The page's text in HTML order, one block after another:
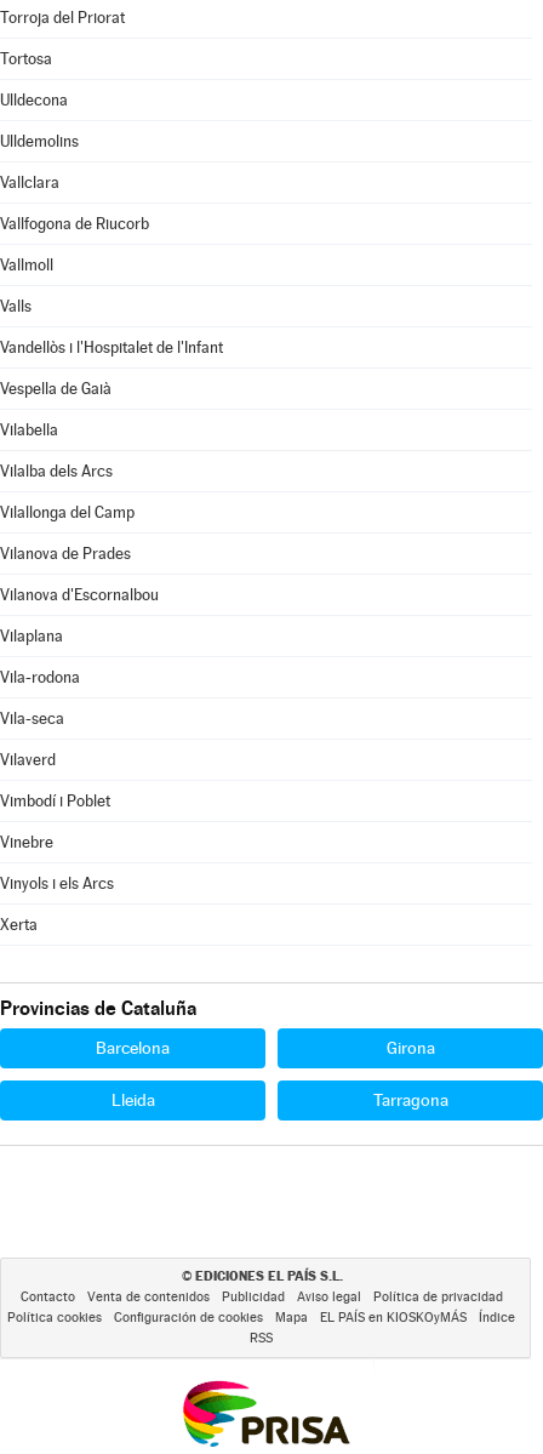
Torroja del Priorat
Tortosa
Ulldecona
Ulldemolins
Vallclara
Vallfogona de Riucorb
Vallmoll
Valls
Vandellòs i l'Hospitalet de l'Infant
Vespella de Gaià
Vilabella
Vilalba dels Arcs
Vilallonga del Camp
Vilanova de Prades
Vilanova d'Escornalbou
Vilaplana
Vila-rodona
Vila-seca
Vilaverd
Vimbodí i Poblet
Vinebre
Vinyols i els Arcs
Xerta
Provincias de Cataluña
Barcelona Girona
Lleida Tarragona
© EDICIONES EL PAÍS S.L.
Contacto Venta de contenidos Publicidad Aviso legal
Política de privacidad
Política cookies
Configuración de cookies Mapa EL PAÍS en KIOSKOyMÁS
Índice
RSS